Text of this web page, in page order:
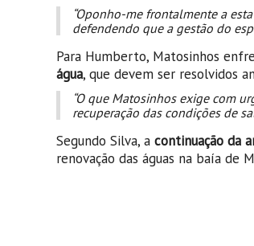
“Oponho-me frontalmente a
defendendo que a gestão do
Para Humberto, Matosinhos
água, que devem ser resolvidos
“O que Matosinhos exige com
recuperação das condições de
Segundo Silva, a continuação da
renovação das águas na baía de